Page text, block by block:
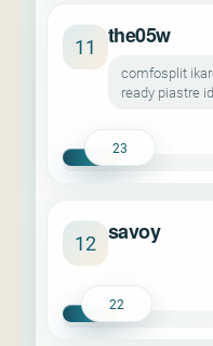
11 the05w
comfosplit
ready piastre
23
12 savoy
22